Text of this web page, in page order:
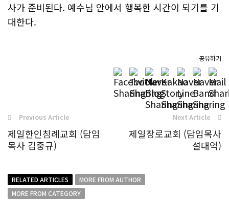
사가 준비된다. 예수님 안에서 행복한 시간이 되기를 기
대한다.
공유하기
Previous Article
제일한인침례교회 (담임
목사 김중규)
Next Article
제일장로교회 (담임목사
설대억)
RELATED ARTICLES
MORE FROM AUTHOR
MORE FROM CATEGORY